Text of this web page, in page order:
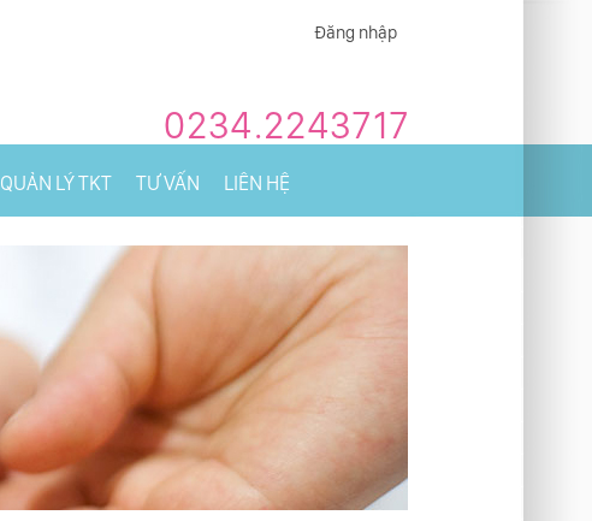
Đăng nhập
0234.2243717
QUẢN LÝ TKT TƯ VẤN LIÊN HỆ